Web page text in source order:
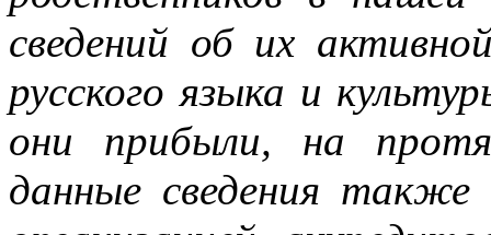
сведений об их
русского языка и
они прибыли, на
данные сведения